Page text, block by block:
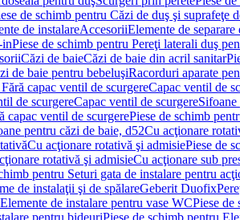
de schimb pentru Căzi de duş şi suprafeţe
de instalareAccesoriiElemente de separare
inPiese de schimb pentru Pereţi laterali duş
Căzi de baieCăzi de baie din acril sanitar
de baie pentru bebeluşiRacorduri aparate
capac ventil de scurgereCapac ventil de
de scurgereCapac ventil de scurgere
capac ventil de scurgerePiese de schimb
pentru căzi de baie, d52Cu acţionare
Cu acţionare rotativă şi admisiePiese de
rotativă şi admisieCu acţionare sub
pentru Seturi gata de instalare pentru
de instalaţii şi de spălareGeberit Duofix
Elemente de instalare pentru vase WCPiese de
pentru bideuriPiese de schimb pentru